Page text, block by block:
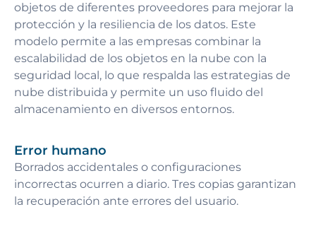
objetos de diferentes proveedores para mejorar la
protección y la resiliencia de los datos. Este
modelo permite a las empresas combinar la
escalabilidad de los objetos en la nube con la
seguridad local, lo que respalda las estrategias de
nube distribuida y permite un uso fluido del
almacenamiento en diversos entornos.
Error humano
Borrados accidentales o configuraciones
incorrectas ocurren a diario. Tres copias garantizan
la recuperación ante errores del usuario.